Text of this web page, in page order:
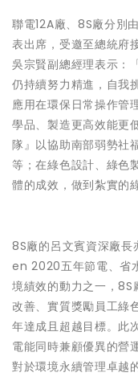
聯電12A廠、8S廠分別
表出席，受邀至總統府
吳宗賢副總經理表示：
仍持續努力精進，自我
應用在環保日常操作管
學品、製造更高效能更
隊』以協助南部弱勢社
等；在綠色設計、綠色
體的成效，做到紮實的
8S廠的呂文賓資深廠
en 2020五年節電、省
境績效的動力之一，
改善、實質獎勵員工綠
年達成且超越目標。此
電能同時兼顧優異的營
對於環境永續管理卓越